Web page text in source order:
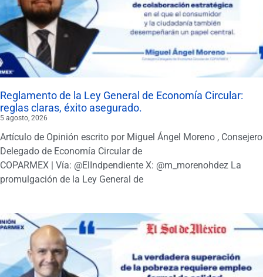
Reglamento de la Ley General de Economía Circular:
reglas claras, éxito asegurado.
5 agosto, 2026
Artículo de Opinión escrito por Miguel Ángel Moreno , Consejero
Delegado de Economía Circular de
COPARMEX | Vía: @ElIndpendiente X: @m_morenohdez La
promulgación de la Ley General de